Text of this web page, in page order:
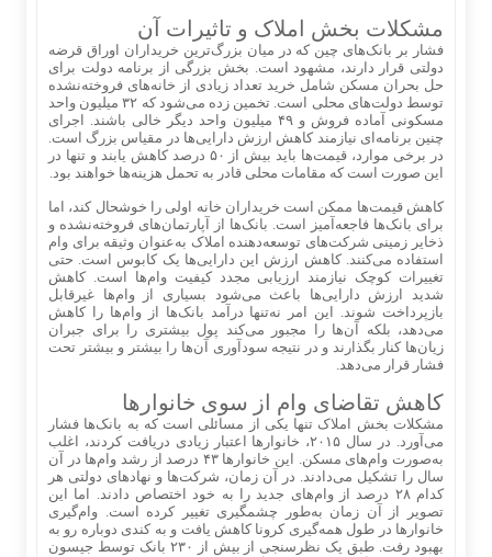
مشکلات بخش املاک و تاثیرات آن
فشار بر بانک‌های چین که در میان بزرگ‌ترین خریداران اوراق قرضه
دولتی قرار دارند، مشهود است. بخش بزرگی از برنامه دولت برای
حل بحران مسکن شامل خرید تعداد زیادی از خانه‌های فروخته‌نشده
توسط دولت‌های محلی است. تخمین زده می‌شود که ۳۲ میلیون واحد
مسکونی آماده فروش و ۴۹ میلیون واحد دیگر خالی باشند. اجرای
چنین برنامه‌ای نیازمند کاهش ارزش دارایی‌ها در مقیاس بزرگ است.
در برخی موارد، قیمت‌ها باید بیش از ۵۰ درصد کاهش یابند و تنها در
این صورت است که مقامات محلی قادر به تحمل هزینه‌ها خواهند بود.
کاهش قیمت‌ها ممکن است خریداران خانه اولی را خوشحال کند، اما
برای بانک‌ها فاجعه‌آمیز است. بانک‌ها از آپارتمان‌های فروخته‌نشده و
ذخایر زمینی شرکت‌های توسعه‌دهنده املاک به‌عنوان وثیقه برای وام
استفاده می‌کنند. کاهش ارزش این دارایی‌ها یک کابوس است. حتی
تغییرات کوچک نیازمند ارزیابی مجدد کیفیت وام‌ها است. کاهش
شدید ارزش دارایی‌ها باعث می‌شود بسیاری از وام‌ها غیرقابل
بازپرداخت شوند. این امر نه‌تنها درآمد بانک‌ها از وام‌ها را کاهش
می‌دهد، بلکه آن‌ها را مجبور می‌کند پول بیشتری را برای جبران
زیان‌ها کنار بگذارند و در نتیجه سودآوری آن‌ها را بیشتر و بیشتر تحت
فشار قرار می‌دهد.
کاهش تقاضای وام از سوی خانوارها
مشکلات بخش املاک تنها یکی از مسائلی است که به بانک‌ها فشار
می‌آورد. در سال ۲۰۱۵، خانوارها اعتبار زیادی دریافت کردند، اغلب
به‌صورت وام‌های مسکن. این خانوارها ۴۳ درصد از رشد وام‌ها در آن
سال را تشکیل می‌دادند. در آن زمان، شرکت‌ها و نهادهای دولتی هر
کدام ۲۸ درصد از وام‌های جدید را به خود اختصاص دادند. اما این
تصویر از آن زمان به‌طور چشمگیری تغییر کرده است. وام‌گیری
خانوارها در طول همه‌گیری کرونا کاهش یافت و به کندی دوباره رو به
بهبود رفت. طبق یک نظرسنجی از بیش از ۲۳۰ بانک توسط جیسون